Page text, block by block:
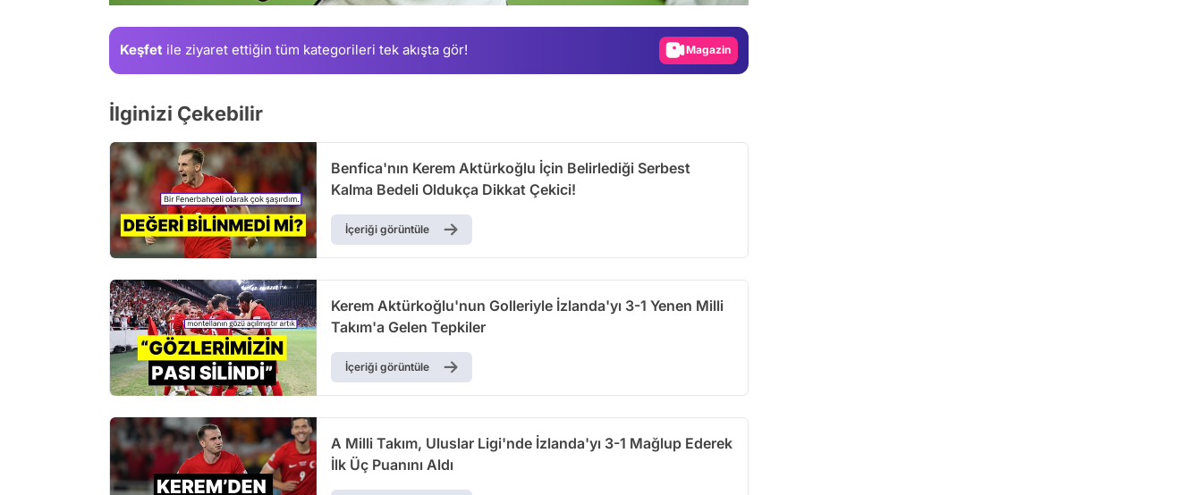
Keşfet ile ziyaret ettiğin tüm kategorileri tek akışta gör! Magazin
Video
İlginizi Çekebilir
Benfica'nın Kerem Aktürkoğlu İçin Belirlediği Serbest
Kalma Bedeli Oldukça Dikkat Çekici!
İçeriği görüntüle
Kerem Aktürkoğlu'nun Golleriyle İzlanda'yı 3-1 Yenen Milli
Takım'a Gelen Tepkiler
İçeriği görüntüle
A Milli Takım, Uluslar Ligi'nde İzlanda'yı 3-1 Mağlup Ederek
İlk Üç Puanını Aldı